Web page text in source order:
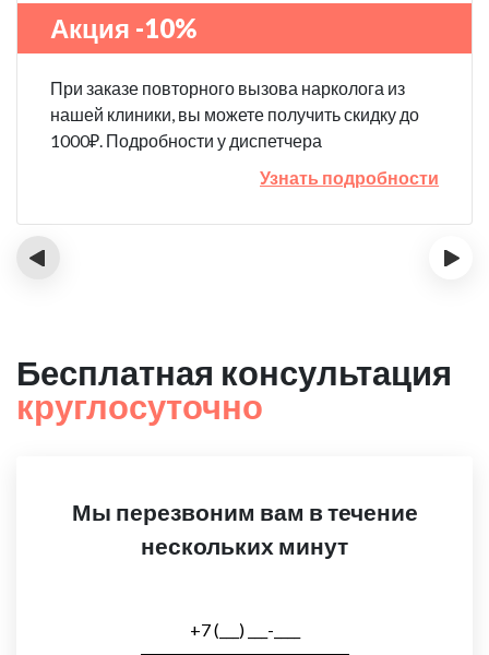
Акция -10%
При заказе повторного вызова нарколога из
нашей клиники, вы можете получить скидку до
1000₽. Подробности у диспетчера
Узнать подробности
‹ ›
Бесплатная консультация
круглосуточно
Мы перезвоним вам в течение
нескольких минут